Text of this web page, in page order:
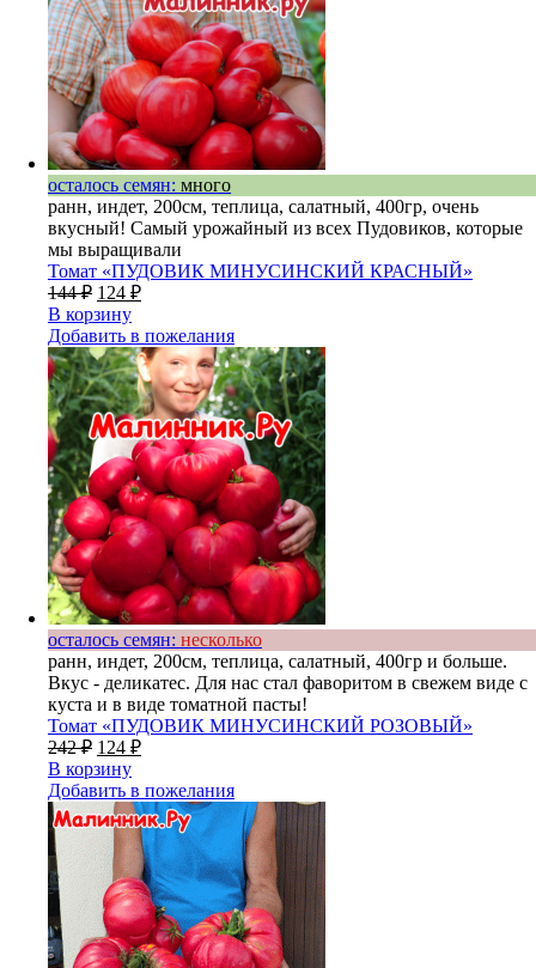
осталось семян: много
ранн, индет, 200см, теплица, салатный, 400гр, очень
вкусный! Самый урожайный из всех Пудовиков, которые
мы выращивали
Томат «ПУДОВИК МИНУСИНСКИЙ КРАСНЫЙ»
144₽ 124 ₽
В корзину
Добавить в пожелания
осталось семян: несколько
ранн, индет, 200см, теплица, салатный, 400гр и больше.
Вкус - деликатес. Для нас стал фаворитом в свежем виде с
куста и в виде томатной пасты!
Томат «ПУДОВИК МИНУСИНСКИЙ РОЗОВЫЙ»
242₽ 124 ₽
В корзину
Добавить в пожелания